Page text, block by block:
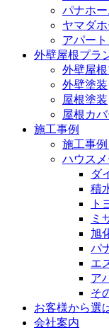
パナホー
ヤマダ
アパー
外壁屋根プラ
外壁屋
外壁塗装
屋根塗装
屋根カ
施工事例
施工事
ハウスメ
ダ
積
ト
ミ
旭
パ
エ
ア
そ
お客様から選
会社案内